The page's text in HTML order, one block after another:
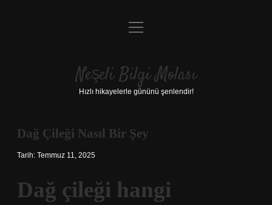
Anasayfa
Yasal Uyarı
menüyü
Neşeli Bilgi Molası
Hızlı hikayelerle gününü şenlendir!
Dağ Çileği Nasıl Bir Şey
Tarih: Temmuz 11, 2025
Dağ çileği hangi